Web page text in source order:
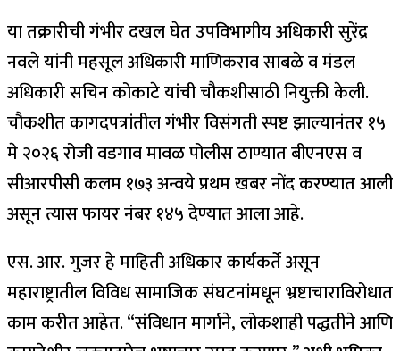
या तक्रारीची गंभीर दखल घेत उपविभागीय अधिकारी सुरेंद्र
नवले यांनी महसूल अधिकारी माणिकराव साबळे व मंडल
अधिकारी सचिन कोकाटे यांची चौकशीसाठी नियुक्ती केली.
चौकशीत कागदपत्रांतील गंभीर विसंगती स्पष्ट झाल्यानंतर १५
मे २०२६ रोजी वडगाव मावळ पोलीस ठाण्यात बीएनएस व
सीआरपीसी कलम १७३ अन्वये प्रथम खबर नोंद करण्यात आली
असून त्यास फायर नंबर १४५ देण्यात आला आहे.
एस. आर. गुजर हे माहिती अधिकार कार्यकर्ते असून
महाराष्ट्रातील विविध सामाजिक संघटनांमधून भ्रष्टाचाराविरोधात
काम करीत आहेत. “संविधान मार्गाने, लोकशाही पद्धतीने आणि